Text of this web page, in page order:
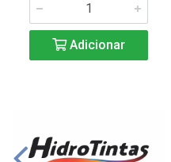
Adicionar